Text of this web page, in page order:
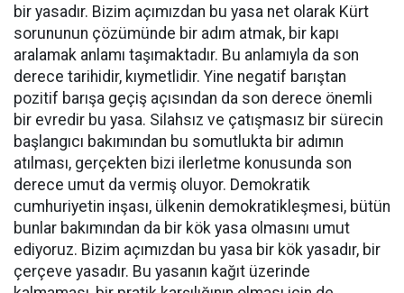
bir yasadır. Bizim açımızdan bu yasa net olarak Kürt
sorununun çözümünde bir adım atmak, bir kapı
aralamak anlamı taşımaktadır. Bu anlamıyla da son
derece tarihidir, kıymetlidir. Yine negatif barıştan
pozitif barışa geçiş açısından da son derece önemli
bir evredir bu yasa. Silahsız ve çatışmasız bir sürecin
başlangıcı bakımından bu somutlukta bir adımın
atılması, gerçekten bizi ilerletme konusunda son
derece umut da vermiş oluyor. Demokratik
cumhuriyetin inşası, ülkenin demokratikleşmesi, bütün
bunlar bakımından da bir kök yasa olmasını umut
ediyoruz. Bizim açımızdan bu yasa bir kök yasadır, bir
çerçeve yasadır. Bu yasanın kağıt üzerinde